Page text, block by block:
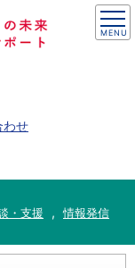
わせ
・支援 ,
情報発信